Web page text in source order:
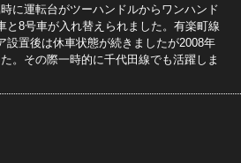
に運転台がツーハンドルからワンハンド
と8号車が入れ替えられました。有楽町線
設置後は休車状態が続きましたが2008年
。その際一時的に千代田線でも活躍しま